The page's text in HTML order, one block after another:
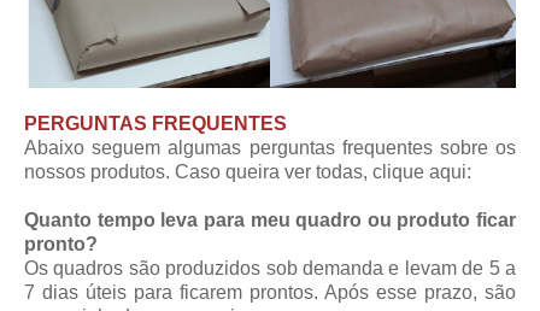
PERGUNTAS FREQUENTES
Abaixo seguem algumas perguntas frequentes sobre os
nossos produtos. Caso queira ver todas, clique aqui:
Quanto tempo leva para meu quadro ou produto ficar
pronto?
Os quadros são produzidos sob demanda e levam de 5 a
7 dias úteis para ficarem prontos. Após esse prazo, são